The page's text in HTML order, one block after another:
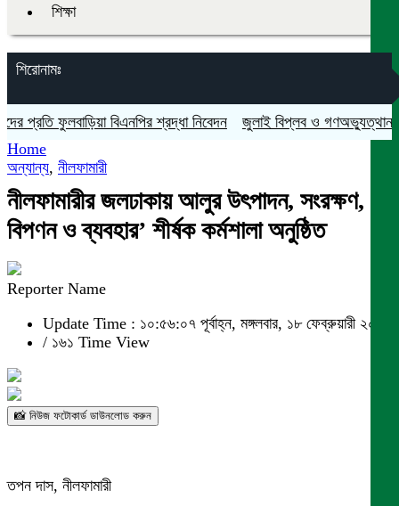
শিক্ষা
শিরোনামঃ
ফুলবাড়িয়া বিএনপির শ্রদ্ধা নিবেদন জুলাই বিপ্লব ও গণঅভ্যুত্থান দিবস
Home
অন্যান্য, নীলফামারী
নীলফামারীর জলঢাকায় আলুর উৎপাদন, সংরক্ষণ,
বিপণন ও ব্যবহার’ শীর্ষক কর্মশালা অনুষ্ঠিত
Reporter Name
Update Time : ১০:৫৬:০৭ পূর্বাহ্ন, মঙ্গলবার, ১৮ ফেব্রুয়ারী ২০২৫
/ ১৬১ Time View
📸 নিউজ ফটোকার্ড ডাউনলোড করুন
তপন দাস, নীলফামারী